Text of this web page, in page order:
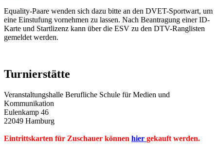
Equality-Paare wenden sich dazu bitte an den DVET-Sportwart, um
eine Einstufung vornehmen zu lassen. Nach Beantragung einer ID-
Karte und Startlizenz kann über die ESV zu den DTV-Ranglisten
gemeldet werden.
Turnierstätte
Veranstaltungshalle Berufliche Schule für Medien und
Kommunikation
Eulenkamp 46
22049 Hamburg
Eintrittskarten für Zuschauer können hier gekauft werden.